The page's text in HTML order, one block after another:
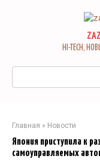
HI-TECH,
Главная » Новости
Япония приступила к
самоуправляемых